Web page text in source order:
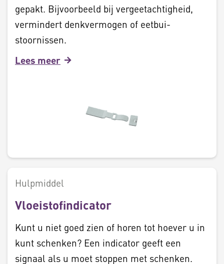
gepakt. Bijvoorbeeld bij vergeetachtigheid,
vermindert denkvermogen of eetbui-
stoornissen.
Lees meer
Hulpmiddel
Vloeistofindicator
Kunt u niet goed zien of horen tot hoever u in
kunt schenken? Een indicator geeft een
signaal als u moet stoppen met schenken.